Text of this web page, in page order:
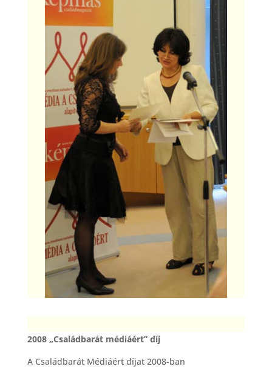
2008 „Családbarát médiáért” díj
A Családbarát Médiáért díjat 2008-ban